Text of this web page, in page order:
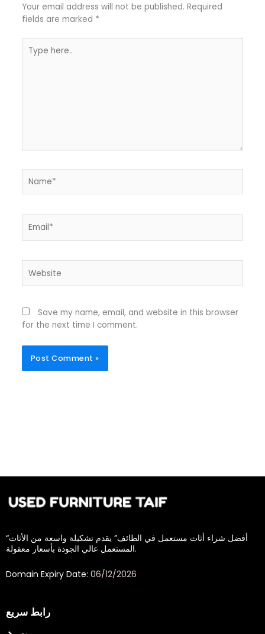
Your email address will not be published. Required
fields are marked *
here..
Save my name, email, and website in this browser
for the next time I comment.
“أفضل شراء أثاث مستعمل في الطائف” يقدم تشكيلة واسعة من الأثاث
المستعمل عالي الجودة بأسعار معقولة.
Domain Expiry Date: 06/12/2026
رابط سريع